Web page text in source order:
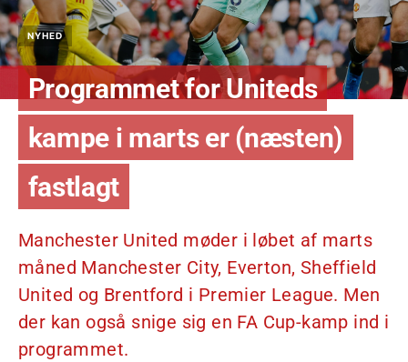
NYHED
Programmet for Uniteds
kampe i marts er (næsten)
fastlagt
Manchester United møder i løbet af marts
måned Manchester City, Everton, Sheffield
United og Brentford i Premier League. Men
der kan også snige sig en FA Cup-kamp ind i
programmet.